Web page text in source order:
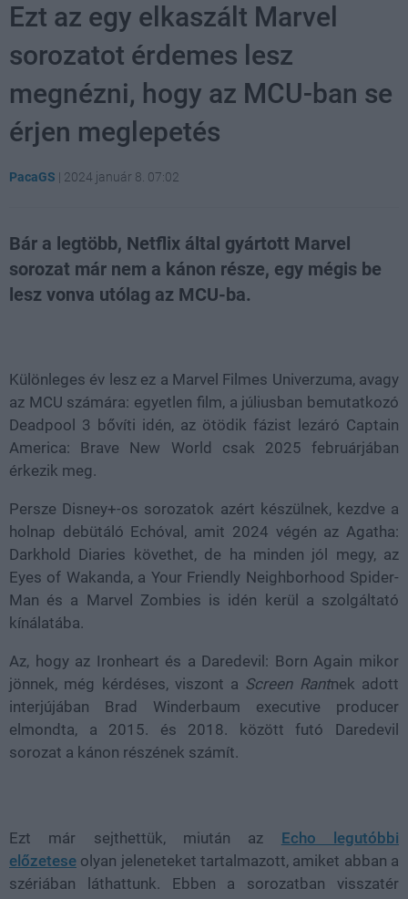
Ezt az egy elkaszált Marvel
sorozatot érdemes lesz
megnézni, hogy az MCU-ban se
érjen meglepetés
PacaGS | 2024 január 8. 07:02
Bár a legtöbb, Netflix által gyártott Marvel
sorozat már nem a kánon része, egy mégis be
lesz vonva utólag az MCU-ba.
Különleges év lesz ez a Marvel Filmes Univerzuma, avagy
az MCU számára: egyetlen film, a júliusban bemutatkozó
Deadpool 3 bővíti idén, az ötödik fázist lezáró Captain
America: Brave New World csak 2025 februárjában
érkezik meg.
Persze Disney+-os sorozatok azért készülnek, kezdve a
holnap debütáló Echóval, amit 2024 végén az Agatha:
Darkhold Diaries követhet, de ha minden jól megy, az
Eyes of Wakanda, a Your Friendly Neighborhood Spider-
Man és a Marvel Zombies is idén kerül a szolgáltató
kínálatába.
Az, hogy az Ironheart és a Daredevil: Born Again mikor
jönnek, még kérdéses, viszont a Screen Rantnek adott
interjújában Brad Winderbaum executive producer
elmondta, a 2015. és 2018. között futó Daredevil
sorozat a kánon részének számít.
Ezt már sejthettük, miután az Echo legutóbbi
előzetese olyan jeleneteket tartalmazott, amiket abban a
szériában láthattunk. Ebben a sorozatban visszatér